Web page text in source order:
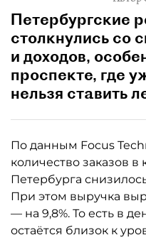
Петербургские
столкнулись со
и доходов,
проспекте, где
нельзя ставить
По данным Focus
количество заказов в
Петербурга снизилось
При этом выручка
— на 9,8%. То есть в
остаётся близок к